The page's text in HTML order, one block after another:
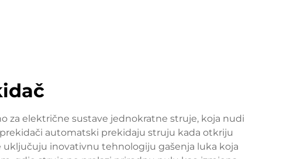
za električne sustave jednokratne struje, koja nudi
automatski prekidaju struju kada otkriju
inovativnu tehnologiju gašenja luka koja